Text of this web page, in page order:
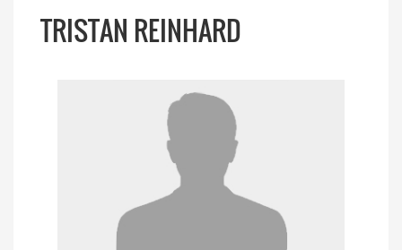
TRISTAN REINHARD